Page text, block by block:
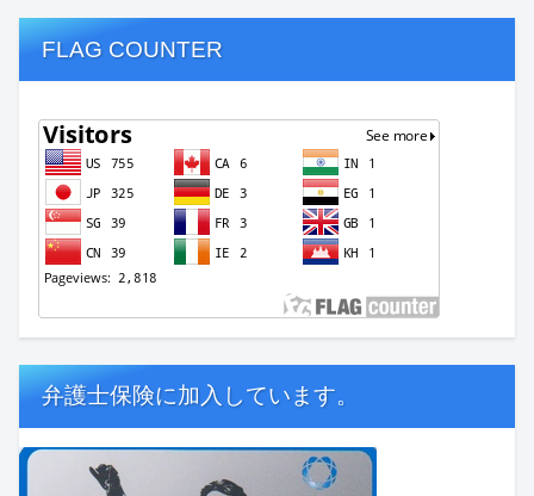
FLAG COUNTER
弁護士保険に加入しています。